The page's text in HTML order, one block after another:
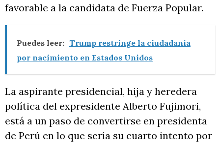
favorable a la candidata de Fuerza Popular.
Puedes leer: Trump restringe la ciudadanía
por nacimiento en Estados Unidos
La aspirante presidencial, hija y heredera
política del expresidente Alberto Fujimori,
está a un paso de convertirse en presidenta
de Perú en lo que sería su cuarto intento por